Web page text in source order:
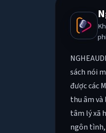
sách nói
được các
thu âm
tâm lý xã
ngôn